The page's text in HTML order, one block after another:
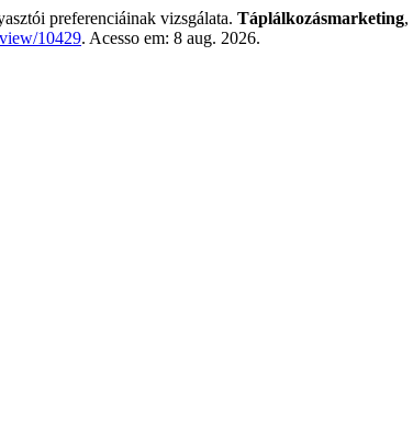
preferenciáinak vizsgálata. Táplálkozásmarketing,
10429. Acesso em: 8 aug. 2026.